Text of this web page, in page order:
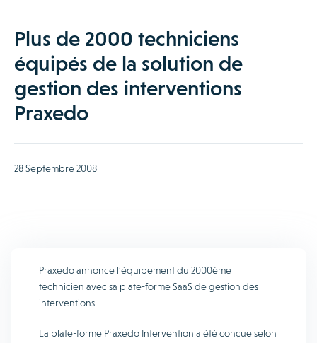
Plus de 2000 techniciens
équipés de la solution de
gestion des interventions
Praxedo
28 Septembre 2008
Praxedo annonce l’équipement du 2000ème
technicien avec sa plate-forme SaaS de gestion des
interventions.
La plate-forme Praxedo Intervention a été conçue selon